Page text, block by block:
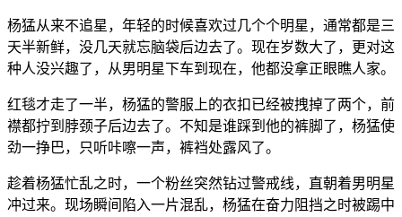
杨猛从来不追星，年轻的时候喜欢过几个个明星，通常都是三
天半新鲜，没几天就忘脑袋后边去了。现在岁数大了，更对这
种人没兴趣了，从男明星下车到现在，他都没拿正眼瞧人家。
红毯才走了一半，杨猛的警服上的衣扣已经被拽掉了两个，前
襟都拧到脖颈子后边去了。不知是谁踩到他的裤脚了，杨猛使
劲一挣巴，只听咔嚓一声，裤裆处露风了。
趁着杨猛忙乱之时，一个粉丝突然钻过警戒线，直朝着男明星
冲过来。现场瞬间陷入一片混乱，杨猛在奋力阻挡之时被踢中